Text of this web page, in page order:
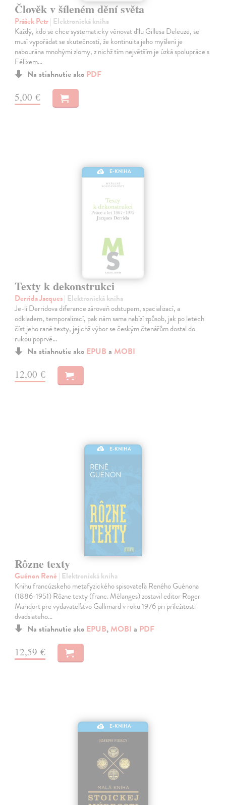
Člověk v šíleném dění světa
Prášek Petr| Elektronická kniha
Každý, kdo se chce systematicky věnovat dílu Gillesa Deleuze, se
musí vypořádat se skutečností, že kontinuita jeho myšlení je
nabourána mnohými zlomy, z nichž tím největším je úzká spolupráce s
Félixem…
Na stiahnutie ako PDF
5,00 €
E-KNIHA
Texty k dekonstrukci
Derrida Jacques| Elektronická kniha
Je-li Derridova diferance zároveň odstupem, spacializací, a
odkladem, temporalizací, pak nám sama nabízí způsob, jak po letech
číst jeho rané texty, jejichž výbor se českým čtenářům dostal do
rukou poprvé…
Na stiahnutie ako EPUB a MOBI
12,00 €
E-KNIHA
Rôzne texty
Guénon René | Elektronická kniha
Knihu francúzskeho metafyzického spisovateľa Reného Guénona
(1886-1951) Rôzne texty (franc. Mélanges) zostavil editor Roger
Maridort pre vydavateľstvo Gallimard v roku 1976 pri príležitosti
dvadsiateho…
Na stiahnutie ako EPUB, MOBI a PDF
12,59 €
E-KNIHA